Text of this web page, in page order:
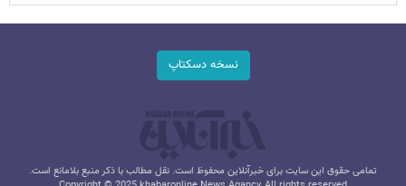
نسخه دسکتاپ
تمامی حقوق این سایت برای خبرآنلاین محفوظ است. نقل مطالب با ذکر منبع بلامانع است.